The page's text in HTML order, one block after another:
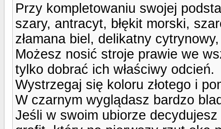
Przy kompletowaniu swojej
szary, antracyt, błękit morski,
złamana biel, delikatny
Możesz nosić stroje prawie we
tylko dobrać ich właściwy odcień.
Wystrzegaj się koloru złotego i
W czarnym wyglądasz bardzo
Jeśli w swoim ubiorze